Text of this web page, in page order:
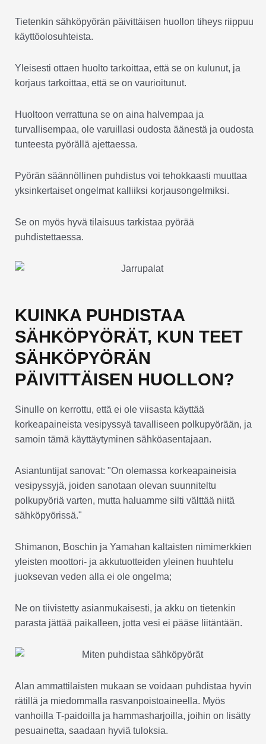
Tietenkin sähköpyörän päivittäisen huollon tiheys riippuu
käyttöolosuhteista.
Yleisesti ottaen huolto tarkoittaa, että se on kulunut, ja
korjaus tarkoittaa, että se on vaurioitunut.
Huoltoon verrattuna se on aina halvempaa ja
turvallisempaa, ole varuillasi oudosta äänestä ja oudosta
tunteesta pyörällä ajettaessa.
Pyörän säännöllinen puhdistus voi tehokkaasti muuttaa
yksinkertaiset ongelmat kalliiksi korjausongelmiksi.
Se on myös hyvä tilaisuus tarkistaa pyörää
puhdistettaessa.
KUINKA PUHDISTAA
SÄHKÖPYÖRÄT, KUN TEET
SÄHKÖPYÖRÄN
PÄIVITTÄISEN HUOLLON?
Sinulle on kerrottu, että ei ole viisasta käyttää
korkeapaineista vesipyssyä tavalliseen polkupyörään, ja
samoin tämä käyttäytyminen sähköasentajaan.
Asiantuntijat sanovat: "On olemassa korkeapaineisia
vesipyssyjä, joiden sanotaan olevan suunniteltu
polkupyöriä varten, mutta haluamme silti välttää niitä
sähköpyörissä."
Shimanon, Boschin ja Yamahan kaltaisten nimimerkkien
yleisten moottori- ja akkutuotteiden yleinen huuhtelu
juoksevan veden alla ei ole ongelma;
Ne on tiivistetty asianmukaisesti, ja akku on tietenkin
parasta jättää paikalleen, jotta vesi ei pääse liitäntään.
Alan ammattilaisten mukaan se voidaan puhdistaa hyvin
rätillä ja miedommalla rasvanpoistoaineella. Myös
vanhoilla T-paidoilla ja hammasharjoilla, joihin on lisätty
pesuainetta, saadaan hyviä tuloksia.